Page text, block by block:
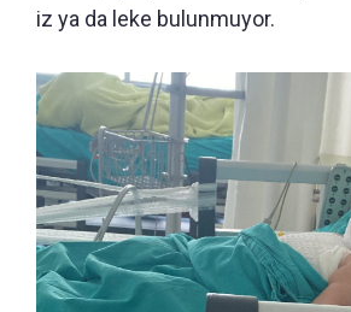
iz ya da leke bulunmuyor.